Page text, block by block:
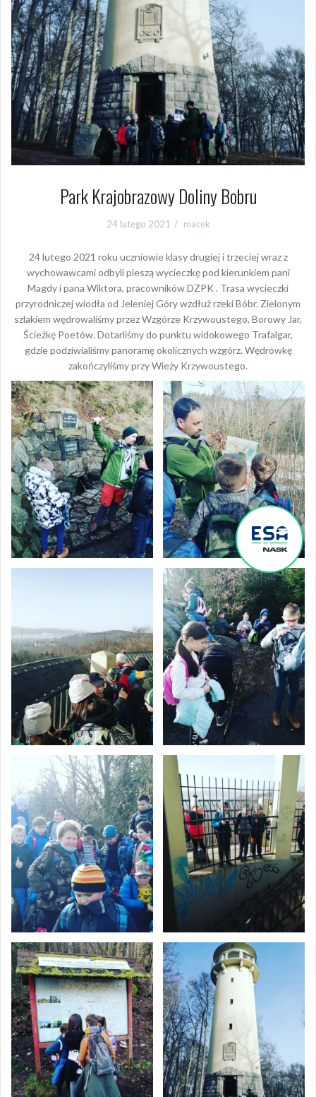
Park Krajobrazowy Doliny Bobru
24 lutego 2021 macek
24 lutego 2021 roku uczniowie klasy drugiej i trzeciej wraz z
wychowawcami odbyli pieszą wycieczkę pod kierunkiem pani
Magdy i pana Wiktora, pracowników DZPK . Trasa wycieczki
przyrodniczej wiodła od Jeleniej Góry wzdłuż rzeki Bóbr. Zielonym
szlakiem wędrowaliśmy przez Wzgórze Krzywoustego, Borowy Jar,
Ścieżkę Poetów. Dotarliśmy do punktu widokowego Trafalgar,
gdzie podziwialiśmy panoramę okolicznych wzgórz. Wędrówkę
zakończyliśmy przy Wieży Krzywoustego.